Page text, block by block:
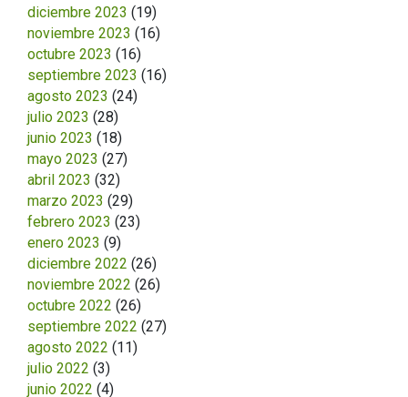
diciembre 2023 (19)
noviembre 2023 (16)
octubre 2023 (16)
septiembre 2023 (16)
agosto 2023 (24)
julio 2023 (28)
junio 2023 (18)
mayo 2023 (27)
abril 2023 (32)
marzo 2023 (29)
febrero 2023 (23)
enero 2023 (9)
diciembre 2022 (26)
noviembre 2022 (26)
octubre 2022 (26)
septiembre 2022 (27)
agosto 2022 (11)
julio 2022 (3)
junio 2022 (4)